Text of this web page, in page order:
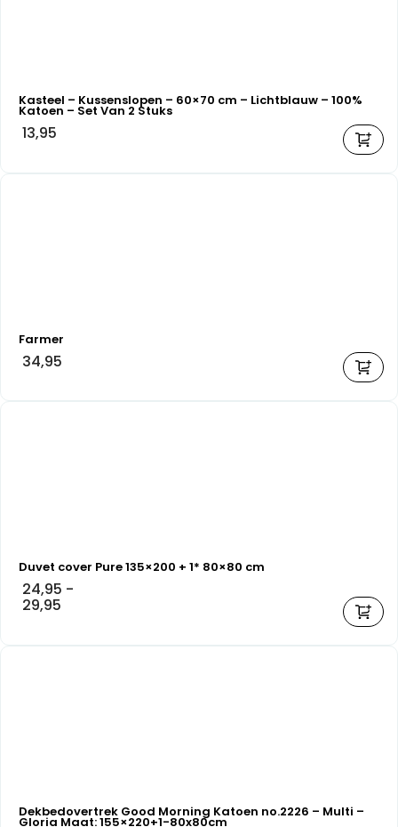
Kasteel – Kussenslopen – 60×70 cm – Lichtblauw – 100%
Katoen – Set Van 2 Stuks
13,95
Farmer
34,95
Duvet cover Pure 135×200 + 1* 80×80 cm
24,95 -
29,95
Dekbedovertrek Good Morning Katoen no.2226 – Multi –
Gloria Maat: 155×220+1-80x80cm